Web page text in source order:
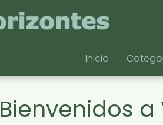
Inicio
Bienvenidos